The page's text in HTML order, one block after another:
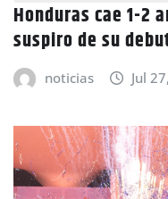
Honduras cae 1-2
suspiro de su
noticias Jul